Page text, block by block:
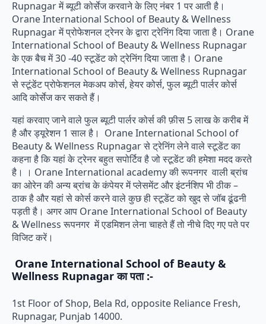
Rupnagar में ब्यूटी कोर्सेज करवाने के लिए नंबर 1 पर आती है।
Orane International School of Beauty & Wellness
Rupnagar में प्रोफेशनल ट्रेनर के द्वारा ट्रेनिंग दिया जाता है। Orane
International School of Beauty & Wellness Rupnagar
के एक बैच में 30 -40 स्टूडेंट को ट्रेनिंग दिया जाता है। Orane
International School of Beauty & Wellness Rupnagar
से स्टूंडेंट प्रोफेशनल मेकअप कोर्स, हेयर कोर्स, फुल ब्यूटी पार्लर कोर्स
आदि कोर्सेज कर सकते हैं।
यहां करवाए जाने वाले फुल ब्यूटी पार्लर कोर्स की फ़ीस 5 लाख के करीब में
है और ड्यूरेशन 1 साल है। Orane International School of
Beauty & Wellness Rupnagar से ट्रेनिंग लेने वाले स्टूडेंट का
कहना है कि यहां के ट्रेनर बहुत सपोर्टिव है जो स्टूडेंट की हमेशा मदद करते
है। । Orane International academy की रूपनगर वाली ब्रांच
का ओरेन की अन्य ब्रांच के कंपेयर में प्लेसमेंट और इंटर्नशिप भी ठीक –
ठाक है और यहां से कोर्स करने वाले कुछ ही स्टूडेंट को खुद से जॉब ढूंढनी
पड़ती है। अगर आप Orane International School of Beauty
& Wellness रूपनगर में एडमिशन लेना चाहते हैं तो नीचे दिए गए पते पर
विजिट करें।
Orane International School of Beauty &
Wellness Rupnagar का पता :-
1st Floor of Shop, Bela Rd, opposite Reliance Fresh,
Rupnagar, Punjab 14000.